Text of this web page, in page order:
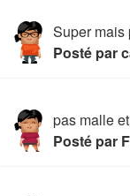
Super mais
Posté par
pas malle
Posté par